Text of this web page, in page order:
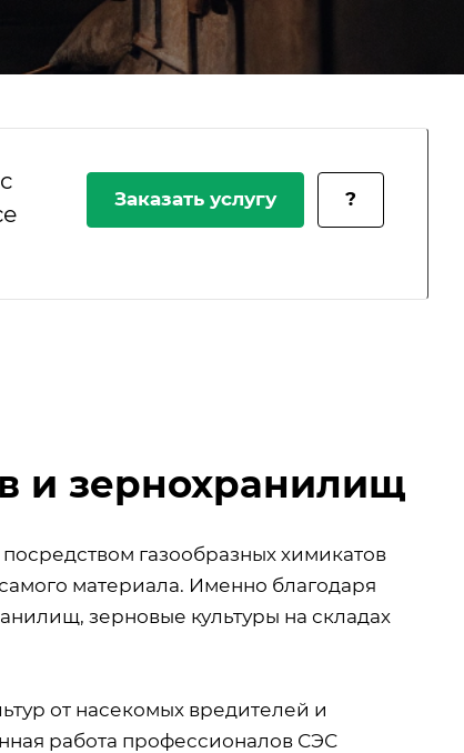
Заказать услугу ?
и зернохранилищ
газообразных химикатов
материала. Именно благодаря
зерновые культуры на складах
от насекомых вредителей и
работа профессионалов СЭС